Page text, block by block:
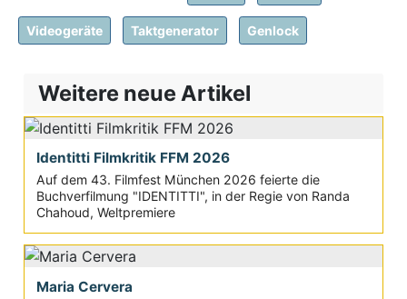
Videogeräte Taktgenerator Genlock
Weitere neue Artikel
Identitti Filmkritik FFM 2026
Auf dem 43. Filmfest München 2026 feierte die
Buchverfilmung "IDENTITTI", in der Regie von Randa
Chahoud, Weltpremiere
Maria Cervera